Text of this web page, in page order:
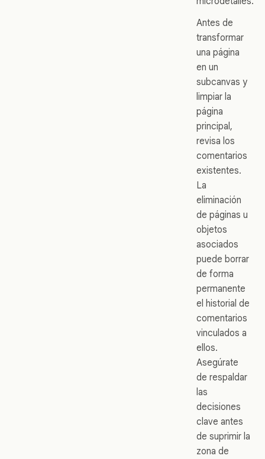
Antes de
transformar
una página
en un
subcanvas y
limpiar la
página
principal,
revisa los
comentarios
existentes.
La
eliminación
de páginas u
objetos
asociados
puede borrar
de forma
permanente
el historial de
comentarios
vinculados a
ellos.
Asegúrate
de respaldar
las
decisiones
clave antes
de suprimir la
zona de